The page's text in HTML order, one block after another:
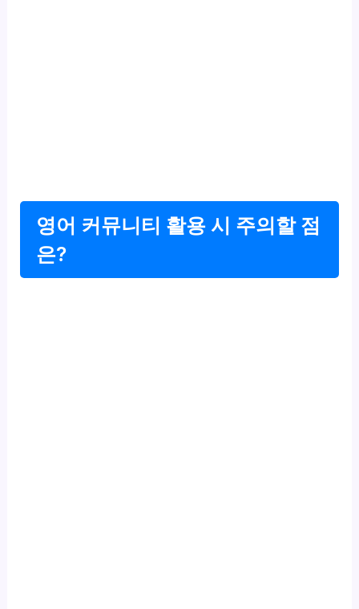
영어 커뮤니티 활용 시 주의할 점
은?